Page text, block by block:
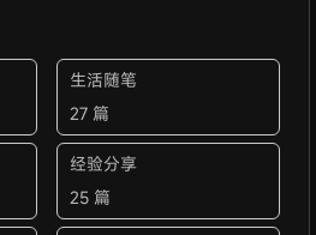
生活随笔
27 篇
经验分享
25 篇